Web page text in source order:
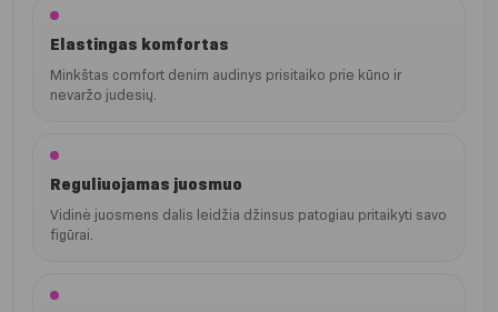
Elastingas komfortas
Minkštas comfort denim audinys prisitaiko prie kūno ir
nevaržo judesių.
Reguliuojamas juosmuo
Vidinė juosmens dalis leidžia džinsus patogiau pritaikyti savo
figūrai.